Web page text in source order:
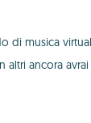
di musica
altri ancora